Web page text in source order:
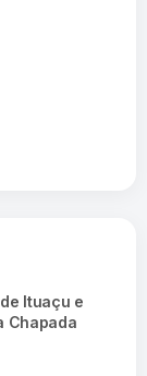
Ituaçu e
Chapada